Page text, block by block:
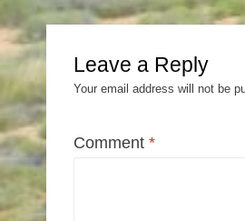
Leave a Reply
Your email address will not be
Comment *